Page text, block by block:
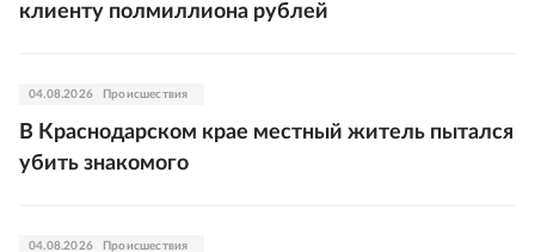
клиенту полмиллиона рублей
04.08.2026 Происшествия
В Краснодарском крае местный житель пытался
убить знакомого
04.08.2026 Происшествия